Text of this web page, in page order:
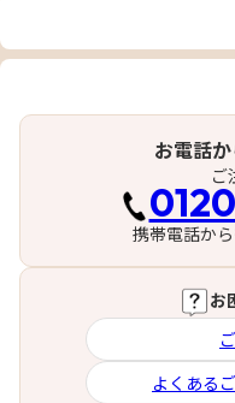
お電話
ご
携帯電話か
お
よくある